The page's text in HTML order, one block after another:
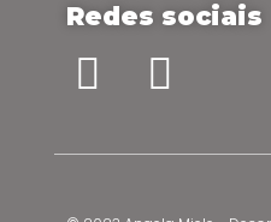
Redes sociais